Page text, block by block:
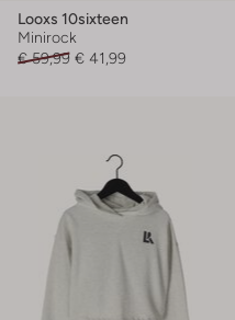
Looxs 10sixteen
Minirock
€ 59,99 € 41,99